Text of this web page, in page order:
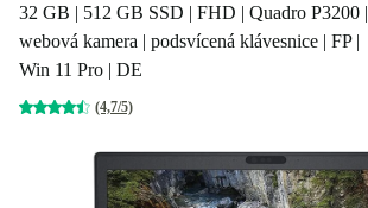
32 GB | 512 GB SSD | FHD | Quadro P3200 |
webová kamera | podsvícená klávesnice | FP |
Win 11 Pro | DE
(4,7/5)